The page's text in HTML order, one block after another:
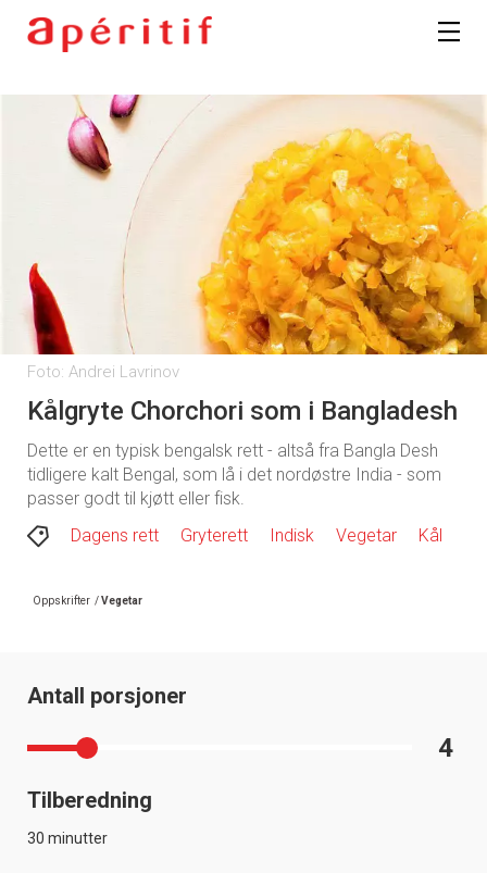
Foto: Andrei Lavrinov
Kålgryte Chorchori som i Bangladesh
Dette er en typisk bengalsk rett - altså fra Bangla Desh
tidligere kalt Bengal, som lå i det nordøstre India - som
passer godt til kjøtt eller fisk.
Dagens rett
Gryterett Indisk Vegetar Kål
Oppskrifter /Vegetar
Antall porsjoner
4
Tilberedning
30 minutter